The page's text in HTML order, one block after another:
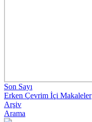
Son Sayı
Erken Çevrim İçi Makaleler
Arşiv
Arama